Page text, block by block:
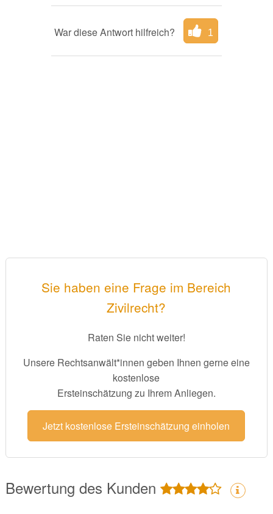
War diese Antwort hilfreich? 1
Sie haben eine Frage im Bereich
Zivilrecht?
Raten Sie nicht weiter!
Unsere Rechtsanwält*innen geben Ihnen gerne eine
kostenlose
Ersteinschätzung zu Ihrem Anliegen.
Jetzt kostenlose Ersteinschätzung einholen
Bewertung des Kunden